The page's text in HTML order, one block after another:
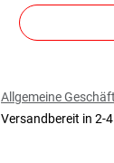
Allgemeine
Versandbereit in 2-